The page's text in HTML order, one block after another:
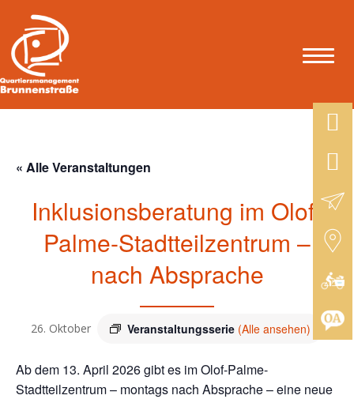
« Alle Veranstaltungen
Inklusionsberatung im Olof-
Palme-Stadtteilzentrum –
nach Absprache
26. Oktober Veranstaltungsserie (Alle ansehen)
Ab dem 13. April 2026 gibt es im Olof-Palme-
Stadtteilzentrum – montags nach Absprache – eine neue